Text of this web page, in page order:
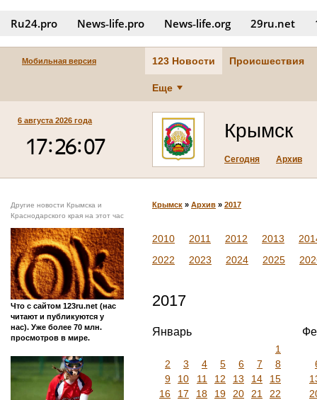
Ru24.pro News‑life.pro News‑life.org 29ru.net
Мобильная версия 123 Новости Происшествия
Еще
6 августа 2026 года Крымск
Сегодня Архив
Другие новости Крымска и
Краснодарского края на этот час
Что с сайтом 123ru.net (нас
читают и публикуются у
нас). Уже более 70 млн.
просмотров в мире.
Крымск » Архив » 2017
2010 2011 2012 2013
2022
2023 2024 2025
2017
Январь
1
2
3 4 5 6 7
8
9
10 11 12 13 14
15
16
17 18 19 20 21
22